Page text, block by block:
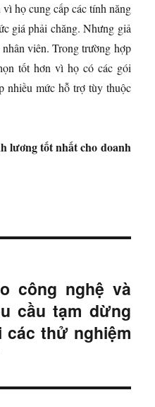
họ cung cấp các tính năng
giá phải chăng. Nhưng giả
viên. Trong trường hợp
tốt hơn vì họ có các gói
nhiều mức hỗ trợ tùy thuộc
lương tốt nhất cho doanh
công nghệ và
cầu tạm dừng
thử nghiệm